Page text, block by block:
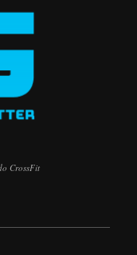
CrossFit